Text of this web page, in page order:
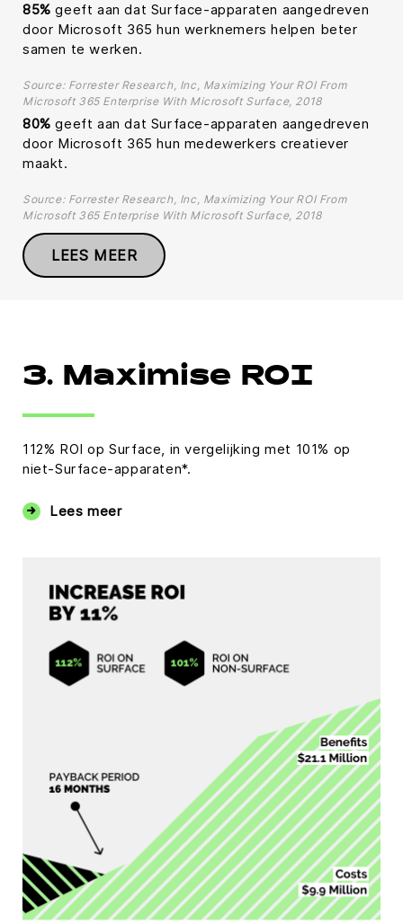
85% geeft aan dat Surface-apparaten aangedreven
door Microsoft 365 hun werknemers helpen beter
samen te werken.
Source: Forrester Research, Inc, Maximizing Your ROI From
Microsoft 365 Enterprise With Microsoft Surface, 2018
80% geeft aan dat Surface-apparaten aangedreven
door Microsoft 365 hun medewerkers creatiever
maakt.
Source: Forrester Research, Inc, Maximizing Your ROI From
Microsoft 365 Enterprise With Microsoft Surface, 2018
LEES MEER
3. Maximise ROI
112% ROI op Surface, in vergelijking met 101% op
niet-Surface-apparaten*.
Lees meer